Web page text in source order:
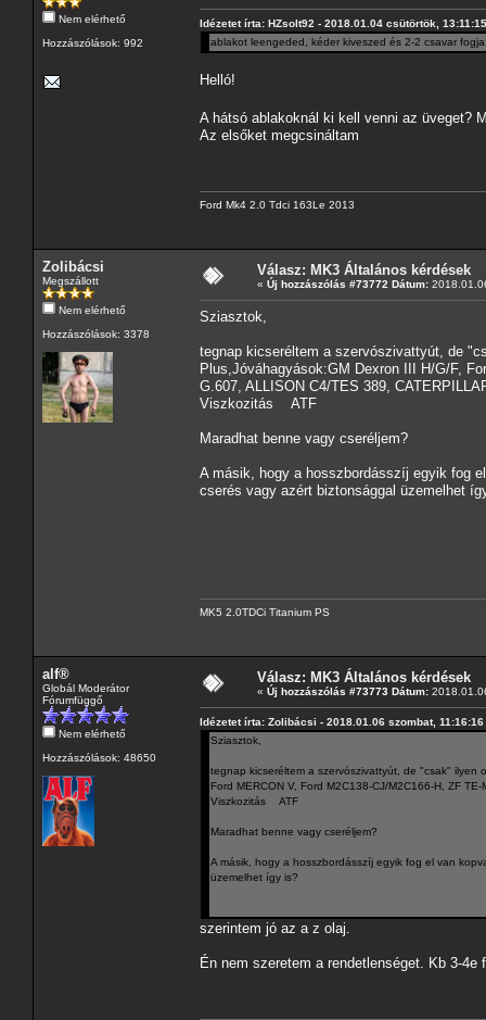
Nem elérhető
Hozzászólások: 992
Idézetet írta: HZsolt92 - 2018.01.04 csütörtök, 13:11:15
ablakot leengeded, kéder kiveszed és 2-2 csavar
Helló!
A hátsó ablakoknál ki kell venni az üveget?
Az elsőket megcsináltam
Ford Mk4 2.0 Tdci 163Le 2013
Zolibácsi
Megszállott
Nem elérhető
Hozzászólások: 3378
Válasz: MK3 Általános kérdések
« Új hozzászólás #73772 Dátum:
Sziasztok,
tegnap kicseréltem a szervószivattyút, de
Plus,Jóváhagyások:GM Dexron III H/G/F,
G.607, ALLISON C4/TES 389,
Viszkozitás ATF
Maradhat benne vagy cseréljem?
A másik, hogy a hosszbordásszíj egyik fog
cserés vagy azért biztonsággal üzemelhet
MK5 2.0TDCi Titanium PS
alf®
Globál Moderátor
Fórumfüggő
Nem elérhető
Hozzászólások: 48650
Válasz: MK3 Általános kérdések
« Új hozzászólás #73773 Dátum:
Idézetet írta: Zolibácsi - 2018.01.06 szombat, 11:16:16
Sziasztok,
tegnap kicseréltem a szervószivattyút, de "csak" ilyen
Ford MERCON V, Ford M2C138-CJ/M2C166-H, ZF
Viszkozitás ATF
Maradhat benne vagy cseréljem?
A másik, hogy a hosszbordásszíj egyik fog el van
üzemelhet így is?
szerintem jó az a z olaj.
Én nem szeretem a rendetlenséget. Kb 3-